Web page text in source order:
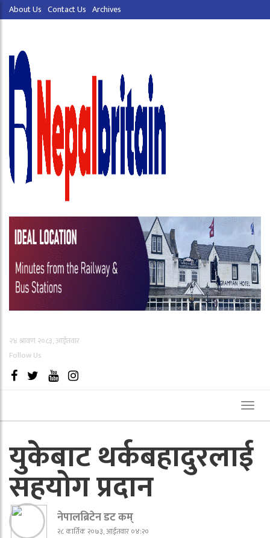
About Us Contact Us Archives
२४ श्रावण २०८३, आईतवार
Follow Us
युकेबाट थर्कबहादुरलाई
सहयोग प्रदान
नेपालब्रिटेन डट कम्
२८ कार्तिक २०७३, आईतवार ०४:२०